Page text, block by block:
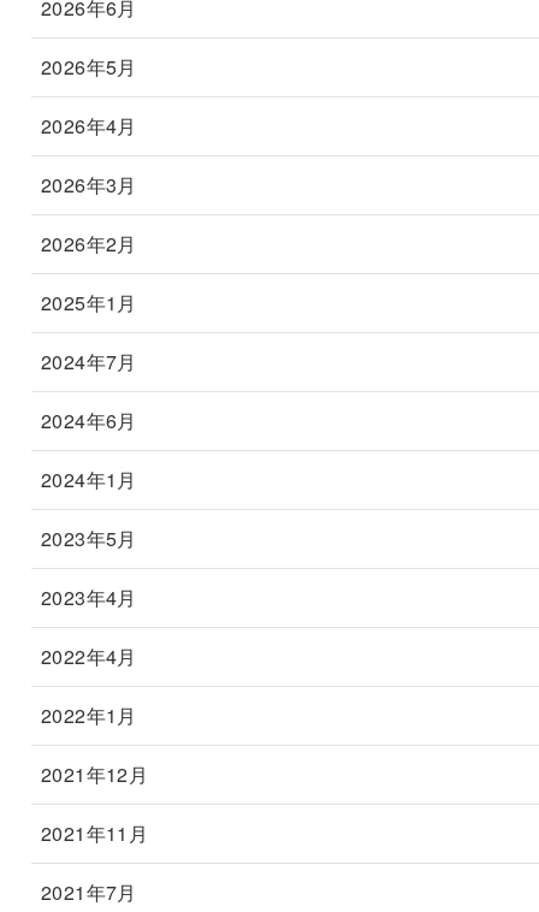
2026年6月
2026年5月
2026年4月
2026年3月
2026年2月
2025年1月
2024年7月
2024年6月
2024年1月
2023年5月
2023年4月
2022年4月
2022年1月
2021年12月
2021年11月
2021年7月